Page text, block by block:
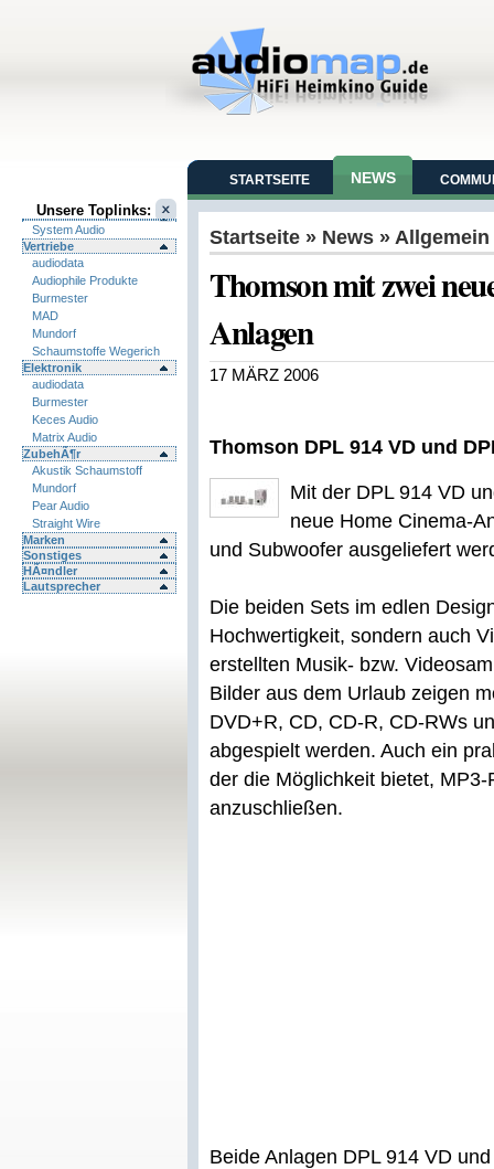
Unsere Toplinks:
System Audio
Vertriebe
audiodata
Audiophile Produkte
Burmester
MAD
Mundorf
Schaumstoffe Wegerich
Elektronik
audiodata
Burmester
Keces Audio
Matrix Audio
ZubehÃ¶r
Akustik Schaumstoff
Mundorf
Pear Audio
Straight Wire
Marken
Sonstiges
HÃ¤ndler
Lautsprecher
STARTSEITE NEWS
Startseite » News » Allgemein
Thomson mit zwei
Anlagen
17 MÄRZ 2006
Thomson DPL 914 VD und
Mit der DPL 914 VD
neue Home Cinema-
und Subwoofer ausgeliefert
Die beiden Sets im edlen
Hochwertigkeit, sondern auch
erstellten Musik- bzw.
Bilder aus dem Urlaub zeigen
DVD+R, CD, CD-R, CD-RWs
abgespielt werden. Auch ein
der die Möglichkeit bietet,
anzuschließen.
Beide Anlagen DPL 914 VD